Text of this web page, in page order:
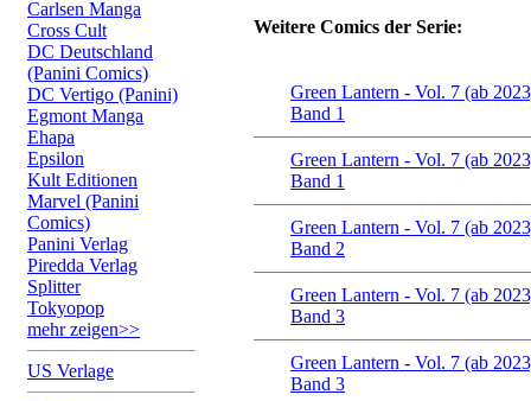
Carlsen Manga
Cross Cult
DC Deutschland
(Panini Comics)
DC Vertigo (Panini)
Egmont Manga
Ehapa
Epsilon
Kult Editionen
Marvel (Panini
Comics)
Panini Verlag
Piredda Verlag
Splitter
Tokyopop
mehr zeigen>>
US Verlage
Weitere Comics der Serie:
Green Lantern - Vol. 7 (ab
Band 1
Green Lantern - Vol. 7 (ab
Band 1
Green Lantern - Vol. 7 (ab
Band 2
Green Lantern - Vol. 7 (ab
Band 3
Green Lantern - Vol. 7 (ab
Band 3